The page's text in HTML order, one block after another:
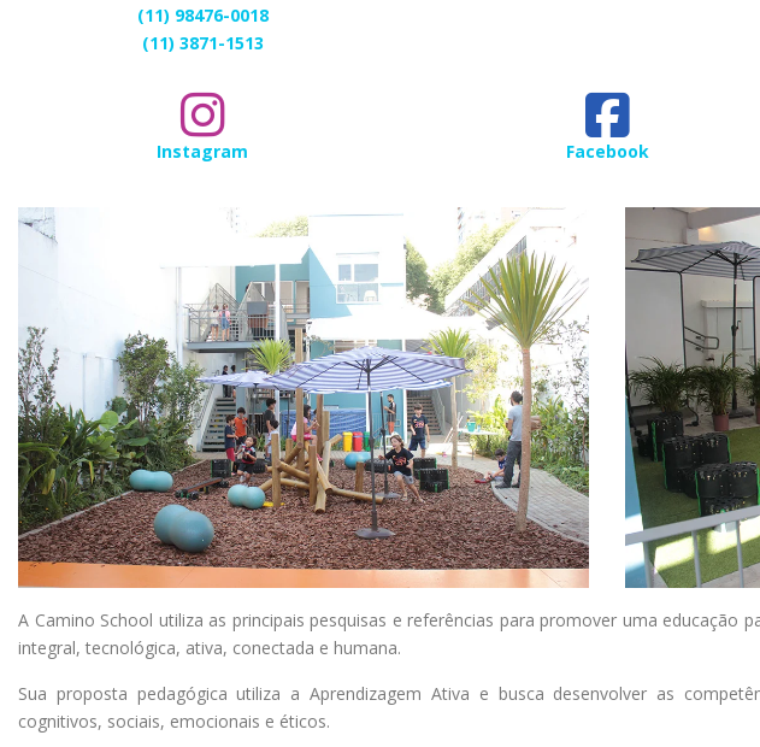
(11) 98476-0018
(11) 3871-1513
Instagram Facebook
A Camino School utiliza as principais pesquisas e referências para promover uma educação
integral, tecnológica, ativa, conectada e humana.
Sua proposta pedagógica utiliza a Aprendizagem Ativa e busca desenvolver as
cognitivos, sociais, emocionais e éticos.